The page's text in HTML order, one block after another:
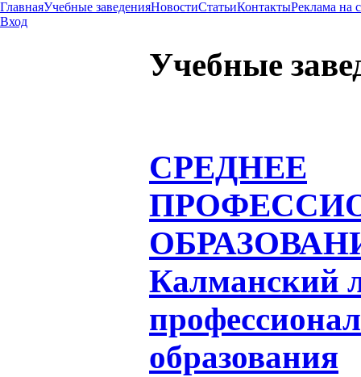
ГлавнаяУчебные заведенияНовостиСтатьиКонтактыРеклама на
Вход
Учебные
СРЕДНЕЕ
Калманский
образования